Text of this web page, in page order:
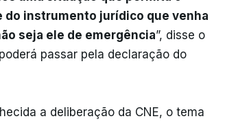
instrumento jurídico que venha
seja ele de emergência”, disse o
passar pela declaração do
a deliberação da CNE, o tema